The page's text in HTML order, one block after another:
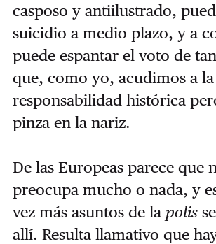
casposo y antiilustrado,
suicidio a medio plazo, y a
puede espantar el voto de
que, como yo, acudimos a
responsabilidad histórica
pinza en la nariz.
De las Europeas parece que
preocupa mucho o nada, y
vez más asuntos de la polis
allí. Resulta llamativo que